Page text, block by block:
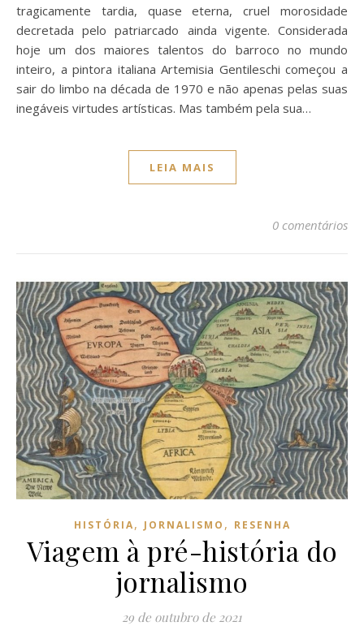
tragicamente tardia, quase eterna, cruel morosidade
decretada pelo patriarcado ainda vigente. Considerada
hoje um dos maiores talentos do barroco no mundo
inteiro, a pintora italiana Artemisia Gentileschi começou a
sair do limbo na década de 1970 e não apenas pelas suas
inegáveis virtudes artísticas. Mas também pela sua…
LEIA MAIS
0 comentários
HISTÓRIA, JORNALISMO , RESENHA
Viagem à pré-história do
jornalismo
29 de outubro de 2021